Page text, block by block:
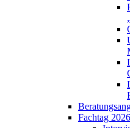
Fachtag 2026